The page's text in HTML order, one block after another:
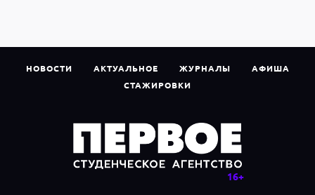
НОВОСТИ АКТУАЛЬНОЕ ЖУРНАЛЫ
АФИША
СТАЖИРОВКИ